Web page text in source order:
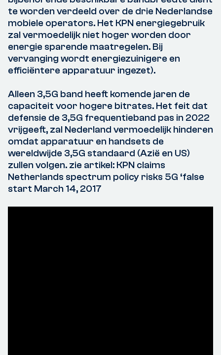
te worden verdeeld over de drie Nederlandse
mobiele operators. Het KPN energiegebruik
zal vermoedelijk niet hoger worden door
energie sparende maatregelen. Bij
vervanging wordt energiezuinigere en
efficiëntere apparatuur ingezet).
Alleen 3,5G band heeft komende jaren de
capaciteit voor hogere bitrates. Het feit dat
defensie de 3,5G frequentieband pas in 2022
vrijgeeft, zal Nederland vermoedelijk hinderen
omdat apparatuur en handsets de
wereldwijde 3,5G standaard (Azië en US)
zullen volgen. zie artikel: KPN claims
Netherlands spectrum policy risks 5G ‘false
start March 14, 2017